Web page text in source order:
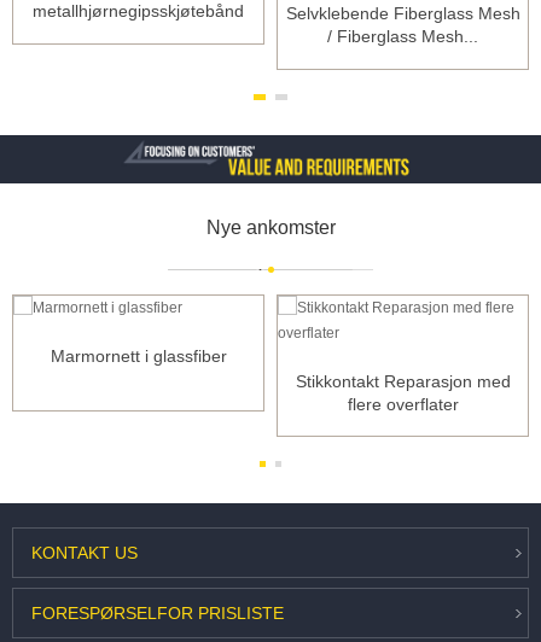
metallhjørnegipsskjøtebånd
Selvklebende Fiberglass Mesh
/ Fiberglass Mesh...
Nye ankomster
Marmornett i glassfiber
Stikkontakt Reparasjon med
flere overflater
KONTAKT US
FORESPØRSELFOR PRISLISTE